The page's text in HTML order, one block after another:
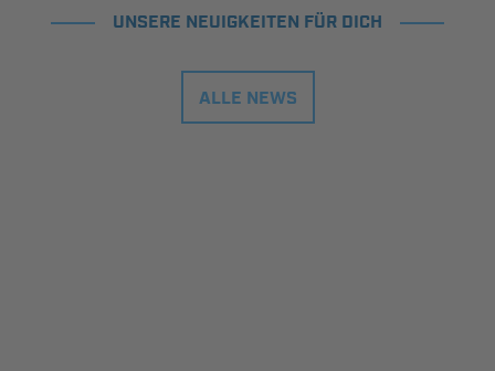
UNSERE NEUIGKEITEN FÜR DICH
ALLE NEWS